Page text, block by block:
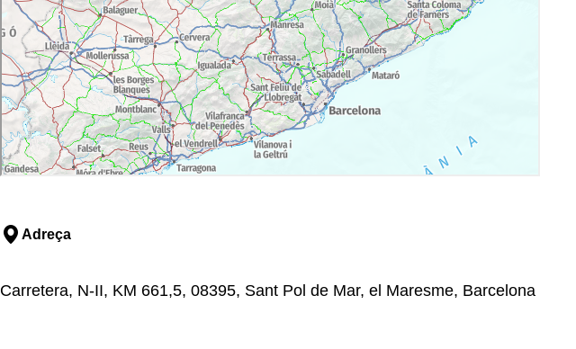
Adreça
Carretera, N-II, KM 661,5, 08395, Sant Pol de Mar, el Maresme, Barcelona